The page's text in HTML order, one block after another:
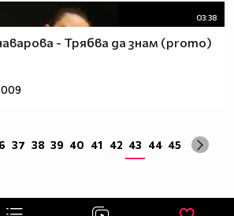
03:38
- Трябва да знам (promo)
37 38 39 40 41 42 43 44 45